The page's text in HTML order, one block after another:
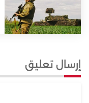
إرسال تعليق